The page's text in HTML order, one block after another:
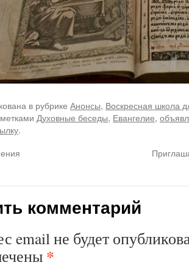
в рубрике Анонсы, Воскресная школа
Духовные беседы, Евангелие,
.
комментарий
email не будет
*